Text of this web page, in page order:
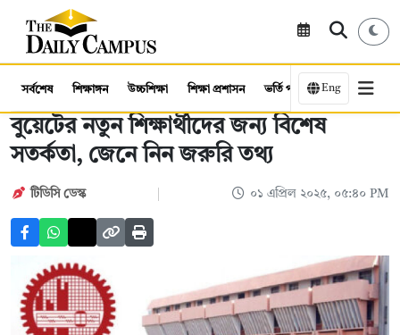
সর্বশেষ শিক্ষাঙ্গন উচ্চশিক্ষা শিক্ষা প্রশাসন ভর্তি পরীক্ষা কর্মসংস্থান
Eng
বুয়েটের নতুন শিক্ষার্থীদের জন্য বিশেষ
সতর্কতা, জেনে নিন জরুরি তথ্য
টিডিসি ডেস্ক ০১ এপ্রিল ২০২৫, ০৫:৪০ PM